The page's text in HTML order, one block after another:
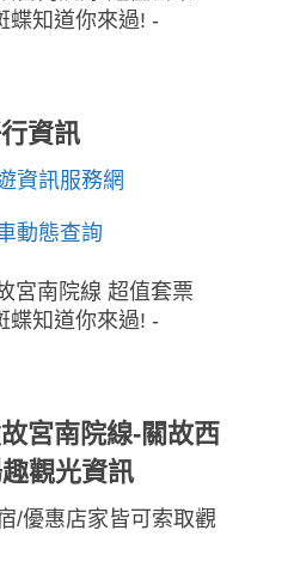
資訊
資訊服務網
動態查詢
宮南院線-關故西
觀光資訊
/優惠店家皆可索取觀